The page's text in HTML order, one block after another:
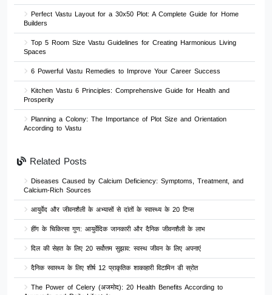
Perfect Vastu Layout for a 30x50 Plot: A Complete Guide for Home
Builders
Top 5 Room Size Vastu Guidelines for Creating Harmonious Living
Spaces
6 Powerful Vastu Remedies to Improve Your Career Success
Kitchen Vastu 6 Principles: Comprehensive Guide for Health and
Prosperity
Planning a Colony: The Importance of Plot Size and Orientation
According to Vastu
Related Posts
Diseases Caused by Calcium Deficiency: Symptoms, Treatment, and
Calcium-Rich Sources
आयुर्वेद और जीवनशैली के अभ्यासों से दांतों के स्वास्थ्य के 20 टिप्स
हींग के चिकित्सा गुण: आयुर्वेदिक जानकारी और दैनिक जीवनशैली के लाभ
दिल की सेहत के लिए 20 सर्वोत्तम सुझाव: स्वस्थ जीवन के लिए अपनाएं
दैनिक स्वास्थ्य के लिए शीर्ष 12 प्राकृतिक शाकाहारी विटामिन डी स्रोत
The Power of Celery (अजमोद): 20 Health Benefits According to